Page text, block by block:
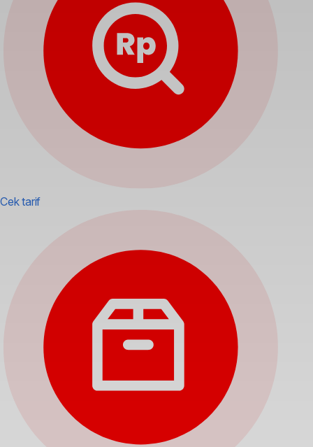
Cek tarif